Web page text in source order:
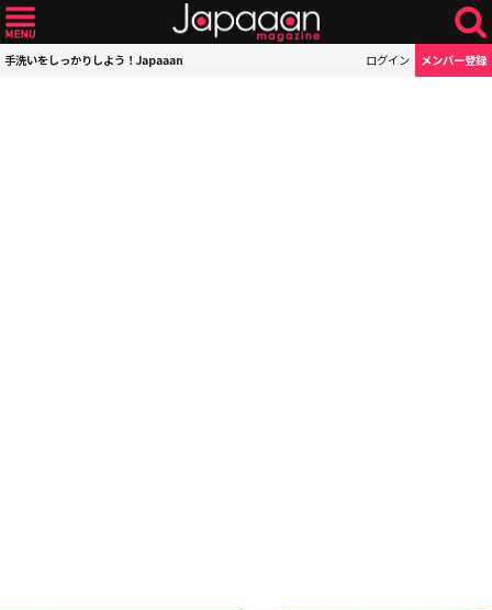
手洗いをしっかりしよう！Japaaan ログイン メンバー登録